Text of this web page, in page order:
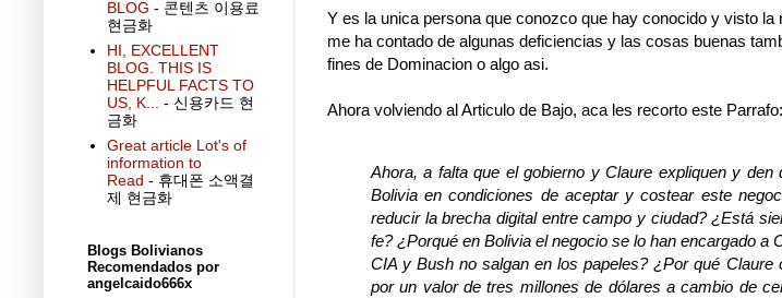
Y es la unica persona que conozco que hay conocido y visto
me ha contado de algunas deficiencias y las cosas buenas
fines de Dominacion o algo asi.
Ahora volviendo al Articulo de Bajo, aca les recorto este Parrafo:
Ahora, a falta que el gobierno y Claure expliquen y
Bolivia en condiciones de aceptar y costear este
reducir la brecha digital entre campo y ciudad? ¿Está
fe? ¿Porqué en Bolivia el negocio se lo han encargado a
CIA y Bush no salgan en los papeles? ¿Por qué
por un valor de tres millones de dólares a cambio de
BLOG - 콘텐츠 이용료
현금화
HI, EXCELLENT
BLOG. THIS IS
HELPFUL FACTS TO
US, K...
- 신용카드 현
금화
Great article Lot's of
information to
Read - 휴대폰 소액결
제 현금화
Blogs Bolivianos
Recomendados por
angelcaido666x